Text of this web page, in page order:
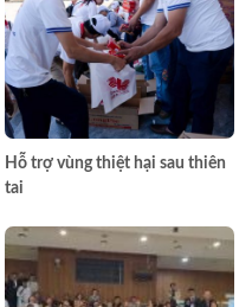
Hỗ trợ vùng thiệt hại sau thiên
tai